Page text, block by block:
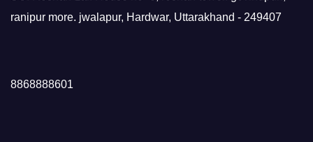
ranipur more. jwalapur, Hardwar, Uttarakhand - 249407
8868888601